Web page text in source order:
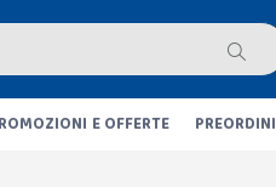
E OFFERTE PREORDINI